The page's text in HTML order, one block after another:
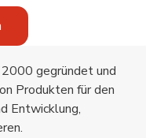
gegründet und
Produkten für den
Entwicklung,